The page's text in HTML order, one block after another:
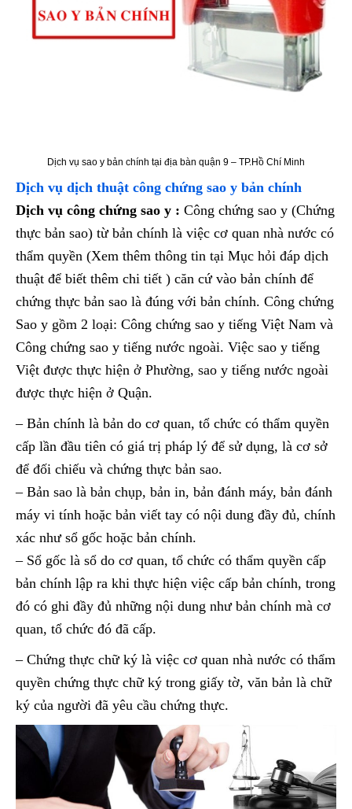
Dịch vụ sao y bản chính tại địa bàn quận 9 – TP.Hồ Chí Minh
Dịch vụ dịch thuật công chứng sao y bản chính
Dịch vụ công chứng sao y : Công chứng sao y (Chứng
thực bản sao) từ bản chính là việc cơ quan nhà nước có
thẩm quyền (Xem thêm thông tin tại Mục hỏi đáp dịch
thuật để biết thêm chi tiết ) căn cứ vào bản chính để
chứng thực bản sao là đúng với bản chính. Công chứng
Sao y gồm 2 loại: Công chứng sao y tiếng Việt Nam và
Công chứng sao y tiếng nước ngoài. Việc sao y tiếng
Việt được thực hiện ở Phường, sao y tiếng nước ngoài
được thực hiện ở Quận.
– Bản chính là bản do cơ quan, tổ chức có thẩm quyền
cấp lần đầu tiên có giá trị pháp lý để sử dụng, là cơ sở
để đối chiếu và chứng thực bản sao.
– Bản sao là bản chụp, bản in, bản đánh máy, bản đánh
máy vi tính hoặc bản viết tay có nội dung đầy đủ, chính
xác như sổ gốc hoặc bản chính.
– Sổ gốc là sổ do cơ quan, tổ chức có thẩm quyền cấp
bản chính lập ra khi thực hiện việc cấp bản chính, trong
đó có ghi đầy đủ những nội dung như bản chính mà cơ
quan, tổ chức đó đã cấp.
– Chứng thực chữ ký là việc cơ quan nhà nước có thẩm
quyền chứng thực chữ ký trong giấy tờ, văn bản là chữ
ký của người đã yêu cầu chứng thực.